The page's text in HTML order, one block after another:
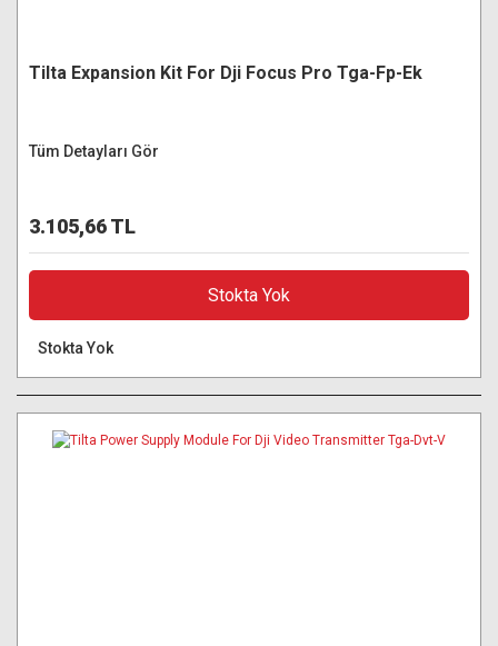
Tilta Expansion Kit For Dji Focus Pro Tga-Fp-Ek
Tüm Detayları Gör
3.105,66 TL
Stokta Yok
Stokta Yok